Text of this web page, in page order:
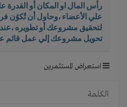
رأس المال او المكان أو القدرة
علي الأعضاء ،وحاول أن تُكوُن
لتحقيق مشروعك أو تطويره
تحويل مشروعك إلي عمل قائم
استعراض المستثمرين
الكلمة